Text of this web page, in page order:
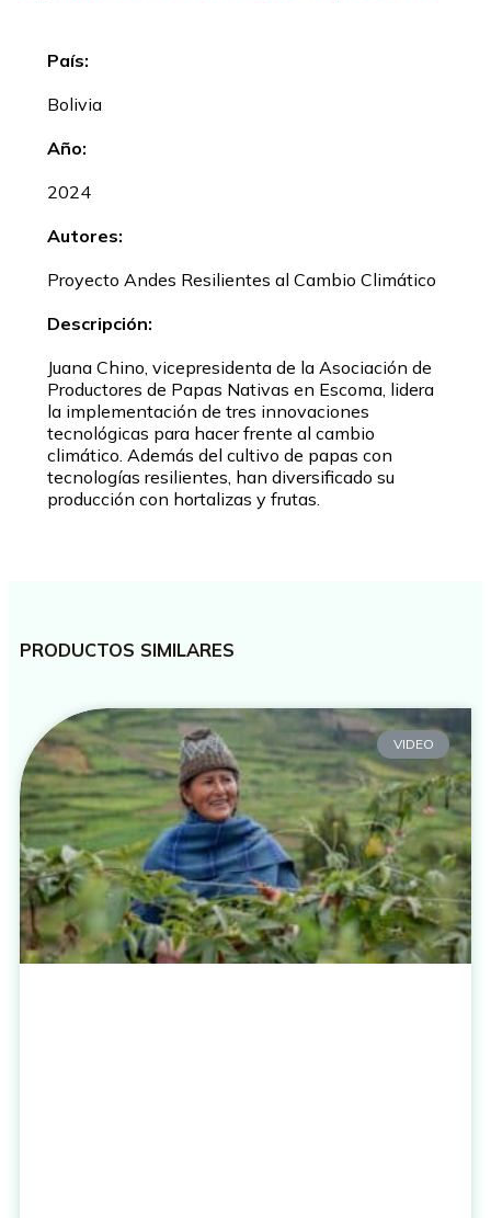
País:
Bolivia
Año:
2024
Autores:
Proyecto Andes Resilientes al Cambio Climático
Descripción:
Juana Chino, vicepresidenta de la Asociación de
Productores de Papas Nativas en Escoma, lidera
la implementación de tres innovaciones
tecnológicas para hacer frente al cambio
climático. Además del cultivo de papas con
tecnologías resilientes, han diversificado su
producción con hortalizas y frutas.
PRODUCTOS SIMILARES
VIDEO